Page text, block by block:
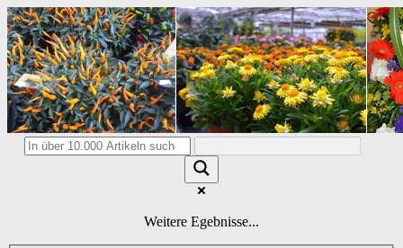
Weitere Egebnisse...